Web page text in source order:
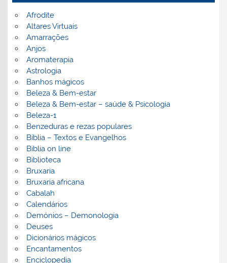
Afrodite
Altares Virtuais
Amarrações
Anjos
Aromaterapia
Astrologia
Banhos mágicos
Beleza & Bem-estar
Beleza & Bem-estar – saúde & Psicologia
Beleza-1
Benzeduras e rezas populares
Bíblia – Textos e Evangelhos
Biblia on line
Biblioteca
Bruxaria
Bruxaria africana
Cabalah
Calendários
Demónios – Demonologia
Deuses
Dicionários mágicos
Encantamentos
Enciclopedia